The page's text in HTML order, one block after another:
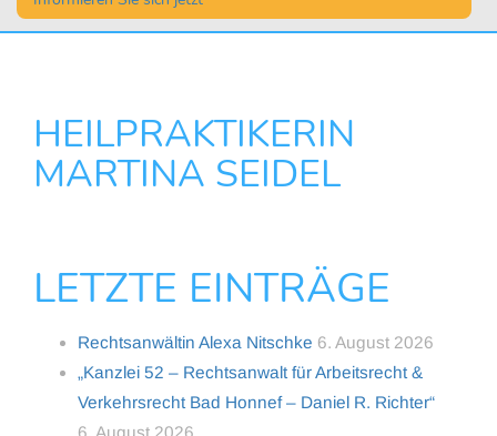
HEILPRAKTIKERIN
MARTINA SEIDEL
LETZTE EINTRÄGE
Rechtsanwältin Alexa Nitschke 6. August 2026
„Kanzlei 52 – Rechtsanwalt für Arbeitsrecht &
Verkehrsrecht Bad Honnef – Daniel R. Richter“
6. August 2026